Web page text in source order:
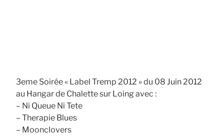
3eme Soirée « Label Tremp 2012 » du 08 Juin 2012
au Hangar de Chalette sur Loing avec :
– Ni Queue Ni Tete
– Therapie Blues
– Moonclovers